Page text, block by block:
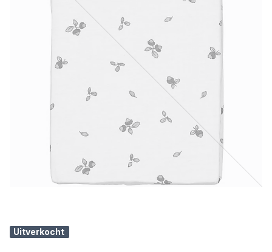
Uitverkocht